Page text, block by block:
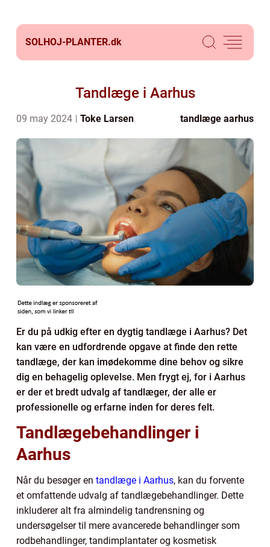
SOLHOJ-PLANTER.dk
Tandlæge i Aarhus
09 may 2024 Toke Larsen tandlæge aarhus
Er du på udkig efter en dygtig tandlæge i Aarhus? Det
kan være en udfordrende opgave at finde den rette
tandlæge, der kan imødekomme dine behov og sikre
dig en behagelig oplevelse. Men frygt ej, for i Aarhus
er der et bredt udvalg af tandlæger, der alle er
professionelle og erfarne inden for deres felt.
Tandlægebehandlinger i
Aarhus
Når du besøger en tandlæge i Aarhus, kan du forvente
et omfattende udvalg af tandlægebehandlinger. Dette
inkluderer alt fra almindelig tandrensning og
undersøgelser til mere avancerede behandlinger som
rodbehandlinger, tandimplantater og kosmetisk